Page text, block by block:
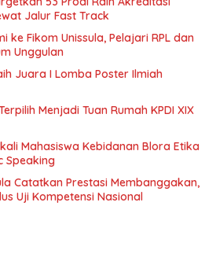
Jalur Fast Track
ke Fikom Unissula, Pelajari RPL dan
Unggulan
Juara I Lomba Poster Ilmiah
Menjadi Tuan Rumah KPDI XIX
Mahasiswa Kebidanan Blora Etika
Speaking
Catatkan Prestasi Membanggakan,
Uji Kompetensi Nasional